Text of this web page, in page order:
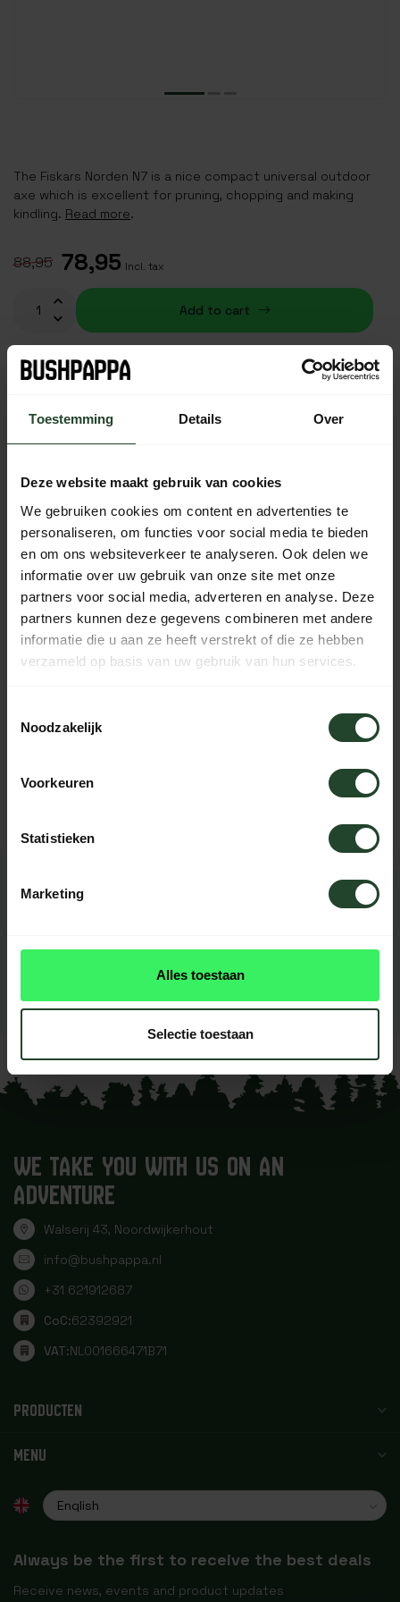
Toestemming Details Over
Deze website maakt gebruik van cookies
We gebruiken cookies om content en advertenties te
personaliseren, om functies voor social media te bieden
en om ons websiteverkeer te analyseren. Ook delen we
informatie over uw gebruik van onze site met onze
partners voor social media, adverteren en analyse. Deze
partners kunnen deze gegevens combineren met andere
informatie die u aan ze heeft verstrekt of die ze hebben
verzameld op basis van uw gebruik van hun services.
Noodzakelijk
Voorkeuren
Statistieken
Marketing
Alles toestaan
Selectie toestaan
The Fiskars Norden N7 is a nice compact universal outdoor
axe which is excellent for pruning, chopping and making
kindling. Read more.
88,95 78,95 Incl. tax
Add to cart
14-day cooling-off period with no-nonsense return policy
Ordered Monday to Friday before 5 p.m., shipped the
Available every day from 10:00 to 20:00 via chat,
telephone or email
PRODUCT DESCRIPTION
SPECIFICATIONS
REVIEWS 0reviews
WE TAKE YOU WITH US ON AN
ADVENTURE
Walserij 43, Noordwijkerhout
info@bushpappa.nl
+31 621912687
CoC:62392921
VAT:NL001666471B71
PRODUCTEN
MENU
Always be the first to receive the best deals
Receive news, events and product updates